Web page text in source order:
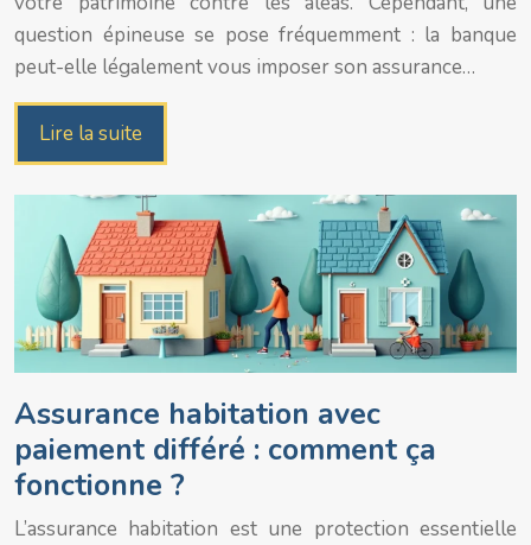
question épineuse se pose fréquemment : la banque
peut-elle légalement vous imposer son assurance…
Lire la suite
Assurance habitation avec
paiement différé : comment ça
fonctionne ?
L’assurance habitation est une protection essentielle